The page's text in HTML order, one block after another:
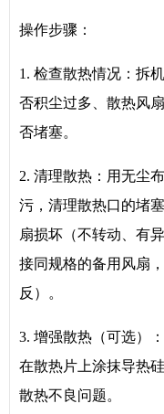
操作步骤：
1. 检查散热情况：拆
否积尘过多、散热风
否堵塞。
2. 清理散热：用无尘
污，清理散热口的堵
扇损坏（不转动、有
接同规格的备用风扇
反）。
3. 增强散热（可选）
在散热片上涂抹导热
散热不良问题。